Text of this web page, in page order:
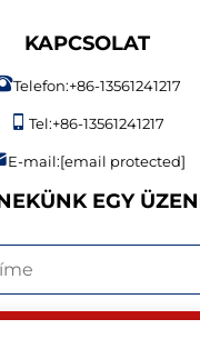
KAPCSOLAT
Telefon:+86-13561241217
Tel:+86-13561241217
E-mail:[email protected]
EGY